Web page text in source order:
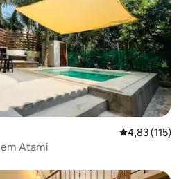
4,83 de uma
4,83 (115)
Apartamento Di Mare em Atami